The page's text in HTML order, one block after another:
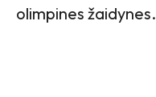
olimpines žaidynes.